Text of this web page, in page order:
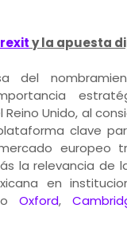
y la apuesta
del
Unido, al
clave
europeo
la relevancia de
en
Oxford,